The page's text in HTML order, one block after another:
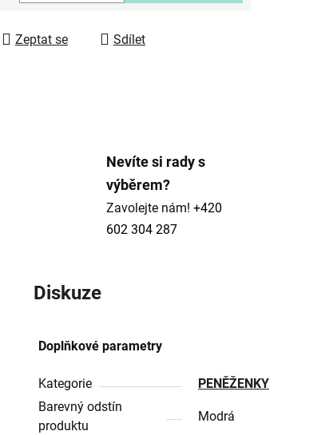
Zeptat se Sdílet
Nevíte si rady s
výběrem?
Zavolejte nám! +420
602 304 287
Diskuze
Doplňkové parametry
Kategorie
PENĚŽENKY
Barevný odstín
produktu
Modrá